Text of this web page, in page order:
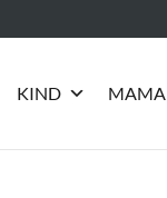
KIND MAMA